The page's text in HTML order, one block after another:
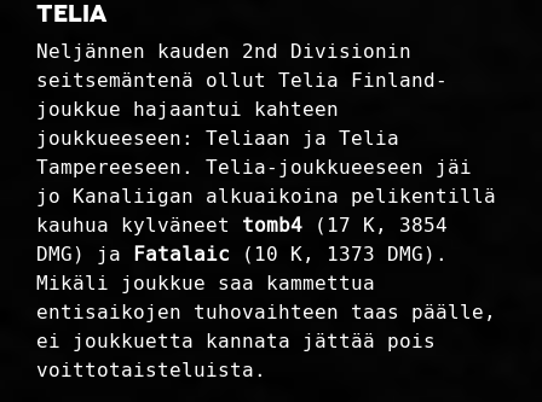
Telia
Neljännen kauden 2nd Divisionin
seitsemäntenä ollut Telia Finland-
joukkue hajaantui kahteen
joukkueeseen: Teliaan ja Telia
Tampereeseen. Telia-joukkueeseen jäi
jo Kanaliigan alkuaikoina pelikentillä
kauhua kylväneet tomb4 (17 K, 3854
DMG) ja
Fatalaic (10 K, 1373 DMG).
Mikäli joukkue saa kammettua
entisaikojen tuhovaihteen taas päälle,
ei joukkuetta kannata jättää pois
voittotaisteluista.